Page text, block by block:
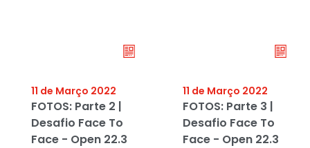
11 de Março 2022
FOTOS: Parte 2 |
Desafio Face To
Face - Open 22.3
11 de Março 2022
FOTOS: Parte 3 |
Desafio Face To
Face - Open 22.3